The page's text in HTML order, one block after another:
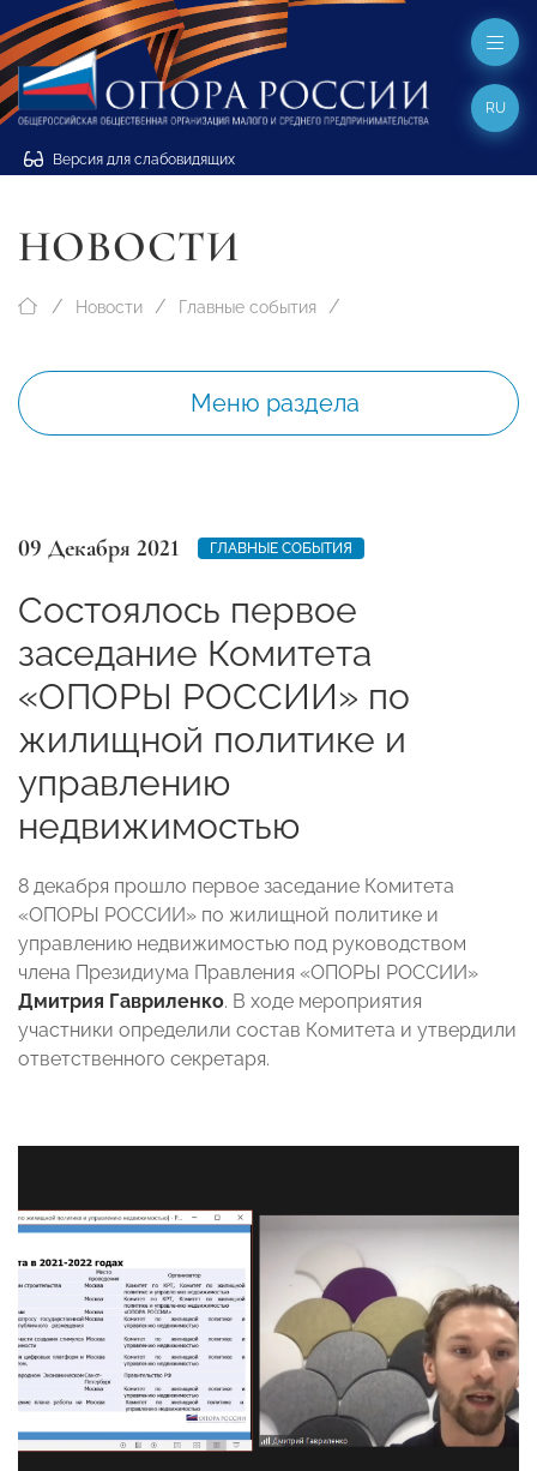
Версия для слабовидящих
RU
НОВОСТИ
Новости Главные события
Меню раздела
09 Декабря 2021 ГЛАВНЫЕ СОБЫТИЯ
Состоялось первое
заседание Комитета
«ОПОРЫ РОССИИ» по
жилищной политике и
управлению
недвижимостью
8 декабря прошло первое заседание Комитета
«ОПОРЫ РОССИИ» по жилищной политике и
управлению недвижимостью под руководством
члена Президиума Правления «ОПОРЫ РОССИИ»
Дмитрия Гавриленко. В ходе мероприятия
участники определили состав Комитета и утвердили
ответственного секретаря.